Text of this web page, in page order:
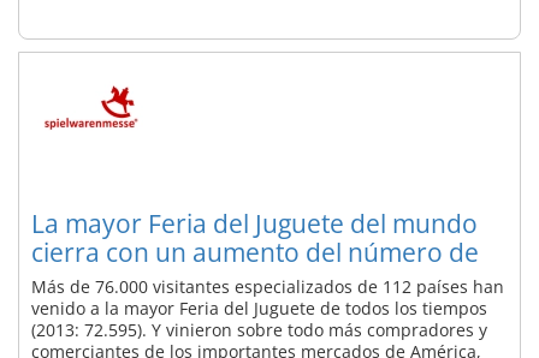
La mayor Feria del Juguete del mundo
cierra con un aumento del número de
visitantes
Más de 76.000 visitantes especializados de 112 países han
venido a la mayor Feria del Juguete de todos los tiempos
(2013: 72.595). Y vinieron sobre todo más compradores y
comerciantes de los importantes mercados de América,